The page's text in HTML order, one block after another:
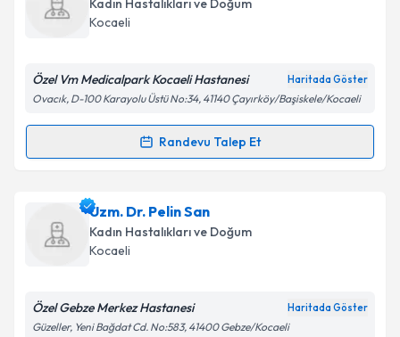
takvim hazırlandığında e-posta ile bilgilendireceğiz.
Kişisel verilerimin işlenmesine ilişkin
Metni'ni okudum ve kişisel verilerimin belirtilen
Takvim Talebini Gönder
Kadın Hastalıkları ve Doğum
Kocaeli
Özel Vm Medicalpark Kocaeli Hastanesi Haritada Göster
Ovacık, D-100 Karayolu Üstü No:34, 41140 Çayırköy/Başiskele/Kocaeli
Randevu Talep Et
Randevu Takvimi Talebi
Doç. Dr. Bertan Akariçin randevu takvimi talebi
oluşturun. Size bu uzmandan randevu almanız için bir
takvim hazırlandığında e-posta ile bilgilendireceğiz.
Uzm. Dr. Pelin San
Kadın Hastalıkları ve Doğum
Kocaeli
Özel Gebze Merkez Hastanesi Haritada Göster
Güzeller, Yeni Bağdat Cd. No:583, 41400 Gebze/Kocaeli